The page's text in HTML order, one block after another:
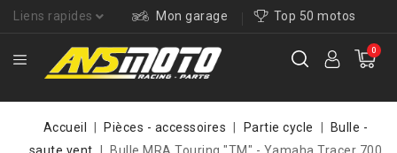
Liens rapides Mon garage Top 50 motos
0
Accueil Pièces - accessoires Partie cycle
Bulle -